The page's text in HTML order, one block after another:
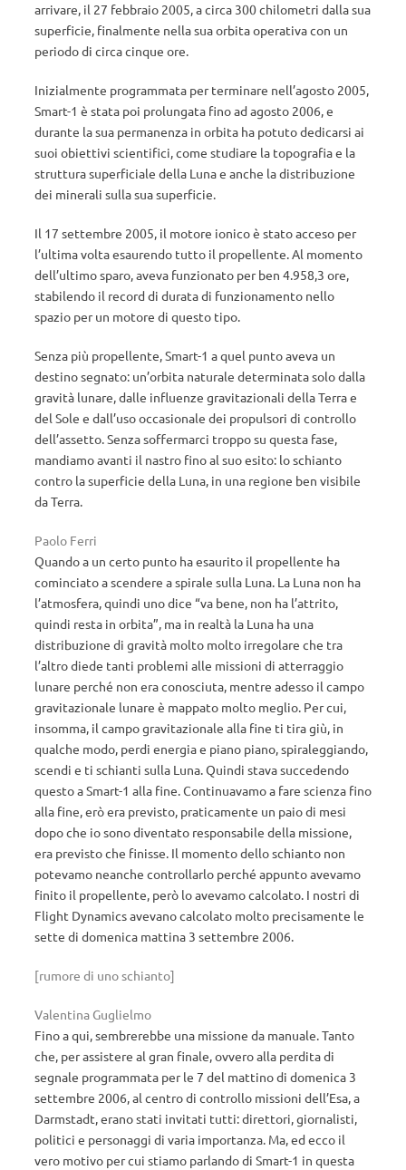
arrivare, il 27 febbraio 2005, a circa 300 chilometri dalla sua
superficie, finalmente nella sua orbita operativa con un
periodo di circa cinque ore.
Inizialmente programmata per terminare nell’agosto 2005,
Smart-1 è stata poi prolungata fino ad agosto 2006, e
durante la sua permanenza in orbita ha potuto dedicarsi ai
suoi obiettivi scientifici, come studiare la topografia e la
struttura superficiale della Luna e anche la distribuzione
dei minerali sulla sua superficie.
Il 17 settembre 2005, il motore ionico è stato acceso per
l’ultima volta esaurendo tutto il propellente. Al momento
dell’ultimo sparo, aveva funzionato per ben 4.958,3 ore,
stabilendo il record di durata di funzionamento nello
spazio per un motore di questo tipo.
Senza più propellente, Smart-1 a quel punto aveva un
destino segnato: un’orbita naturale determinata solo dalla
gravità lunare, dalle influenze gravitazionali della Terra e
del Sole e dall’uso occasionale dei propulsori di controllo
dell’assetto. Senza soffermarci troppo su questa fase,
mandiamo avanti il nastro fino al suo esito: lo schianto
contro la superficie della Luna, in una regione ben visibile
da Terra.
Paolo Ferri
Quando a un certo punto ha esaurito il propellente ha
cominciato a scendere a spirale sulla Luna. La Luna non ha
l’atmosfera, quindi uno dice “va bene, non ha l’attrito,
quindi resta in orbita”, ma in realtà la Luna ha una
distribuzione di gravità molto molto irregolare che tra
l’altro diede tanti problemi alle missioni di atterraggio
lunare perché non era conosciuta, mentre adesso il campo
gravitazionale lunare è mappato molto meglio. Per cui,
insomma, il campo gravitazionale alla fine ti tira giù, in
qualche modo, perdi energia e piano piano, spiraleggiando,
scendi e ti schianti sulla Luna. Quindi stava succedendo
questo a Smart-1 alla fine. Continuavamo a fare scienza fino
alla fine, erò era previsto, praticamente un paio di mesi
dopo che io sono diventato responsabile della missione,
era previsto che finisse. Il momento dello schianto non
potevamo neanche controllarlo perché appunto avevamo
finito il propellente, però lo avevamo calcolato. I nostri di
Flight Dynamics avevano calcolato molto precisamente le
sette di domenica mattina 3 settembre 2006.
[rumore di uno schianto]
Valentina Guglielmo
Fino a qui, sembrerebbe una missione da manuale. Tanto
che, per assistere al gran finale, ovvero alla perdita di
segnale programmata per le 7 del mattino di domenica 3
settembre 2006, al centro di controllo missioni dell’Esa, a
Darmstadt, erano stati invitati tutti: direttori, giornalisti,
politici e personaggi di varia importanza. Ma, ed ecco il
vero motivo per cui stiamo parlando di Smart-1 in questa